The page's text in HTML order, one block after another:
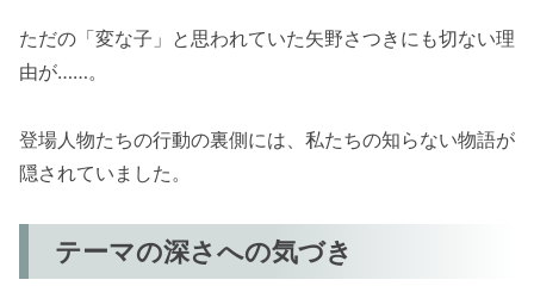
ただの「変な子」と思われていた矢野さつきにも切ない理
由が……。
登場人物たちの行動の裏側には、私たちの知らない物語が
隠されていました。
テーマの深さへの気づき